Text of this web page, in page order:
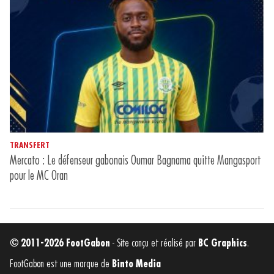
TRANSFERT
Mercato : Le défenseur gabonais Oumar Bagnama quitte Mangasport
pour le MC Oran
© 2011-2026 FootGabon - Site conçu et réalisé par BC Graphics.
FootGabon est une marque de Binto Media